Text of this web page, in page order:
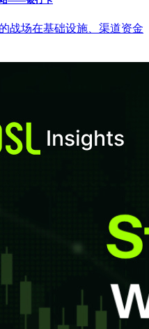
场在基础设施、渠道资金